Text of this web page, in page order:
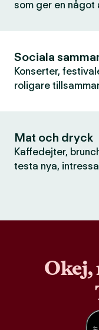
som ger en något
Sociala
Konserter,
roligare
Mat och dryck
Kaffedejter,
testa nya,
Okej,